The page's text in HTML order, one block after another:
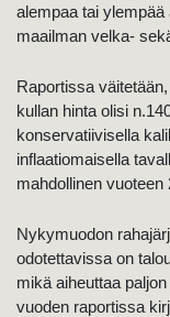
alempaa tai
maailman velka-
Raportissa
kullan hinta olisi
konservatiivisella
inflaatiomaisella
mahdollinen vuoteen
Nykymuodon
odotettavissa on
mikä aiheuttaa
vuoden raportissa